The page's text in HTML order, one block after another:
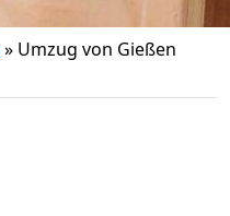
» Umzug von Gießen